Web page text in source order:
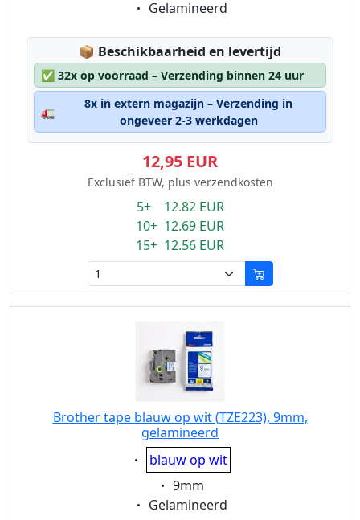
Eigenschaft:
Gelamineerd
📦 Lagerstatus:
Beschikbaarheid en levertijd
✅ 32x op voorraad – Verzending binnen 24 uur
🚛
8x in extern magazijn – Verzending in
ongeveer 2-3 werkdagen
12,95 EUR
Exclusief BTW, plus verzendkosten
5+ 12.82 EUR
10+ 12.69 EUR
15+ 12.56 EUR
Brother tape blauw op wit (TZE223), 9mm,
gelamineerd
Eigenschaft:
blauw op wit
Eigenschaft:
9mm
Eigenschaft:
Gelamineerd